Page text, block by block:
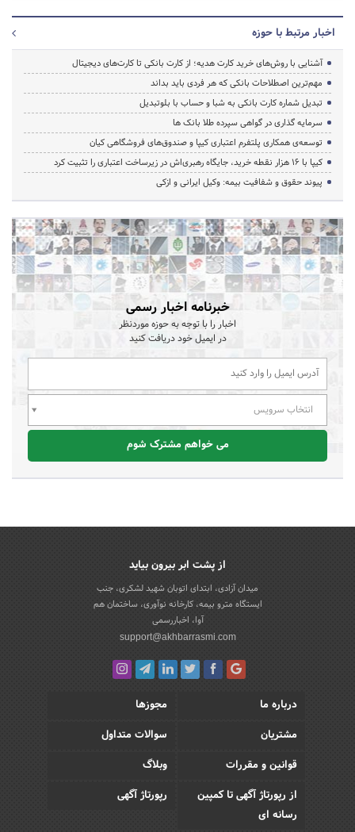
اخبار مرتبط با حوزه
آشنایی با روش‌های خرید کارت هدیه؛ از کارت بانکی تا کارت‌های دیجیتال
مهم‌ترین اصطلاحات بانکی که هر فردی باید بداند
تبدیل شماره کارت بانکی به شبا و حساب با بلوتبدیل
سرمایه گذاری در گواهی سپرده طلا بانک ها
توسعه‌ی همکاری‌ پلتفرم اعتباری کیپا و صندوق‌های فروشگاهی کیان
کیپا با ۱۶ هزار نقطه خرید، جایگاه رهبری‌اش در زیرساخت اعتباری را تثبیت کرد
پیوند حقوق و شفافیت بیمه: وکیل ایرانی و ازکی
خبرنامه اخبار رسمی
اخبار را با توجه به حوزه موردنظر
در ایمیل خود دریافت کنید
انتخاب سرویس
می خواهم مشترک شوم
از پشت ابر بیرون بیاید
میدان آزادی، ابتدای اتوبان شهید لشکری، جنب
ایستگاه مترو بیمه، کارخانه نوآوری، ساختمان هم
آوا، اخباررسمی
support@akhbarrasmi.com
درباره ما
مجوزها
مشتریان
سوالات متداول
قوانین و مقررات
وبلاگ
از رپورتاژ آگهی تا کمپین
رسانه ای
رپورتاژ آگهی